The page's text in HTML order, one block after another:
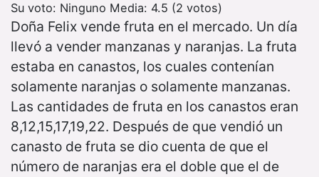
Su voto: Ninguno Media: 4.5 (2 votos)
Doña Felix vende fruta en el mercado. Un día
llevó a vender manzanas y naranjas. La fruta
estaba en canastos, los cuales contenían
solamente naranjas o solamente manzanas.
Las cantidades de fruta en los canastos eran
8,12,15,17,19,22. Después de que vendió un
canasto de fruta se dio cuenta de que el
número de naranjas era el doble que el de